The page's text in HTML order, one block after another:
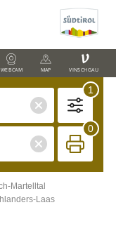
WEBCAM MAP
V
VINSCHGAU